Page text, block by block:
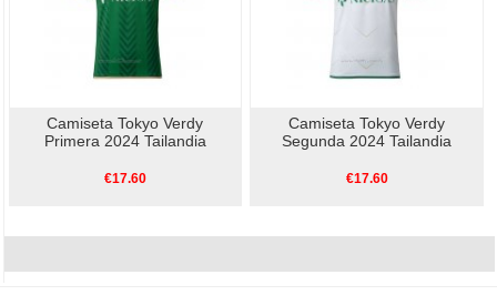
Camiseta Tokyo Verdy
Primera 2024 Tailandia
€17.60
Camiseta Tokyo Verdy
Segunda 2024 Tailandia
€17.60